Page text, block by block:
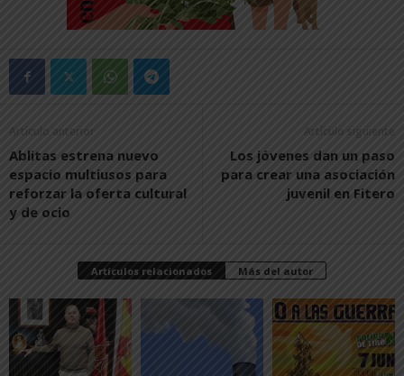
Artículo anterior
Ablitas estrena nuevo
espacio multiusos para
reforzar la oferta cultural
y de ocio
Artículo siguiente
Los jóvenes dan un paso
para crear una asociación
juvenil en Fitero
Artículos relacionados Más del autor